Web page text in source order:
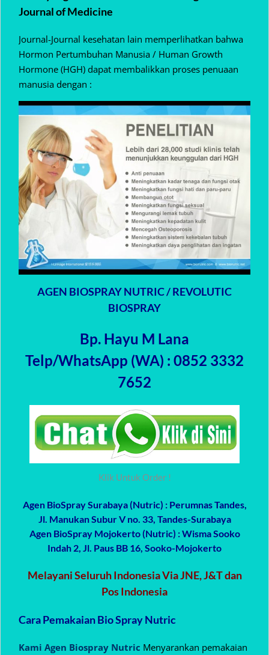
Journal of Medicine
Journal-Journal kesehatan lain memperlihatkan bahwa
Hormon Pertumbuhan Manusia / Human Growth
Hormone (HGH) dapat membalikkan proses penuaan
manusia dengan :
AGEN BIOSPRAY NUTRIC / REVOLUTIC
BIOSPRAY
Bp. Hayu M Lana
Telp/WhatsApp (WA) : 0852 3332
7652
Klik Untuk Order !
Agen BioSpray Surabaya (Nutric) : Perumnas Tandes,
Jl. Manukan Subur V no. 33, Tandes-Surabaya
Agen BioSpray Mojokerto (Nutric) : Wisma Sooko
Indah 2, Jl. Paus BB 16, Sooko-Mojokerto
Melayani Seluruh Indonesia Via JNE, J&T dan
Pos Indonesia
Cara Pemakaian Bio Spray Nutric
Kami Agen Biospray Nutric Menyarankan pemakaian